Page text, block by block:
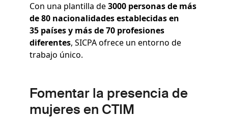
Con una plantilla de3000 personas de más
de 80 nacionalidades establecidas en
35 países y más de 70 profesiones
diferentes, SICPA ofrece un entorno de
trabajo único.
Fomentar la presencia de
mujeres en CTIM